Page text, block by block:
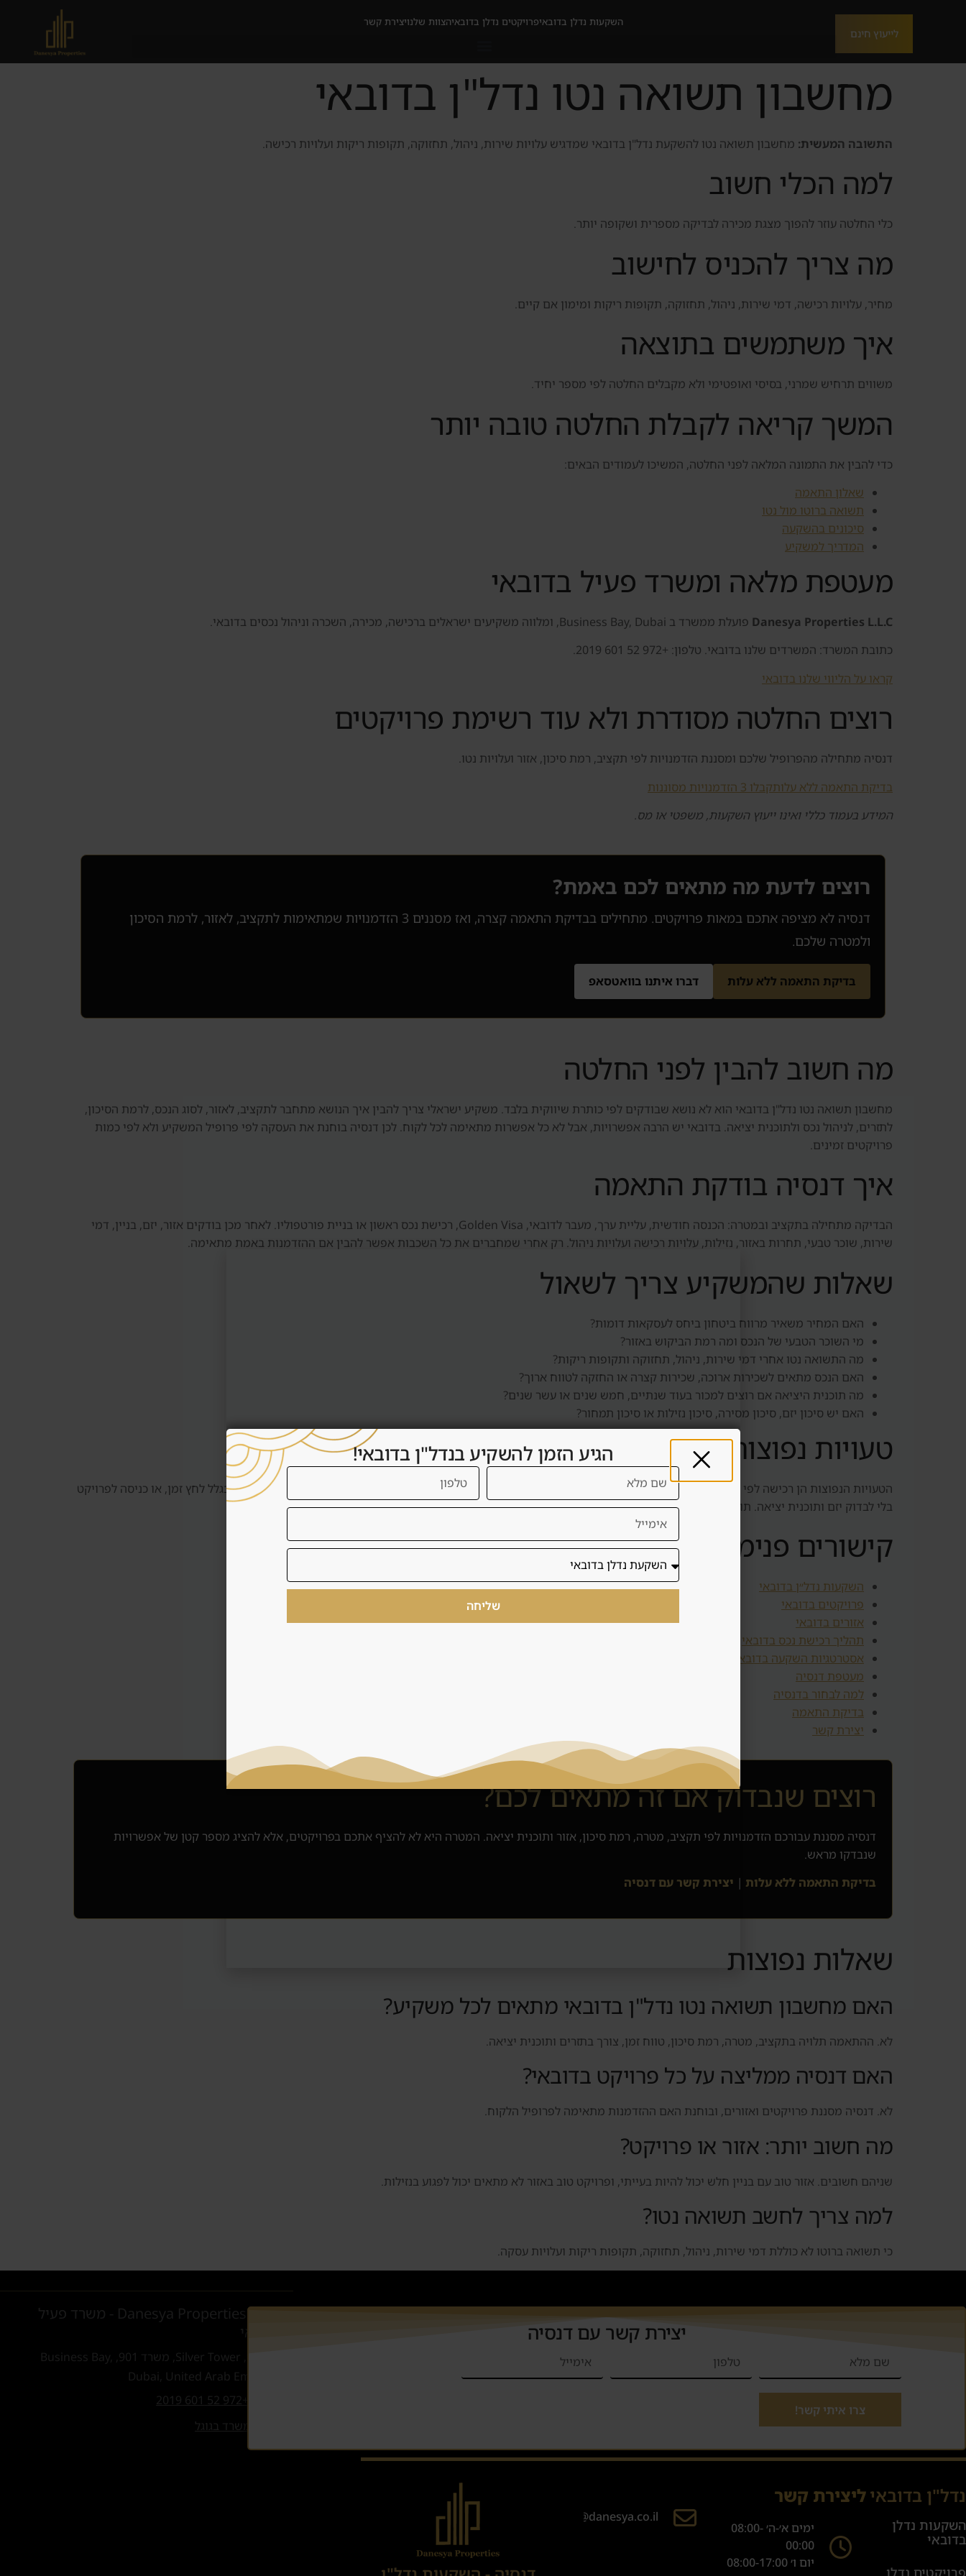
השקעות נדלן בדובאיפרויקטים נדלן בדובאיהצוות שלנויצירת קשר
לייעוץ חינם
מחשבון תשואה נטו נדל"ן בדובאי
התשובה המעשית: מחשבון תשואה נטו להשקעת נדל"ן בדובאי שמדגיש עלויות שירות, ניהול, תחזוקה, תקופות ריקות ועלויות רכישה.
למה הכלי חשוב
כלי החלטה עוזר להפוך מצגת מכירה לבדיקה מספרית ושקופה יותר.
מה צריך להכניס לחישוב
מחיר, עלויות רכישה, דמי שירות, ניהול, תחזוקה, תקופות ריקות ומימון אם קיים.
איך משתמשים בתוצאה
משווים תרחיש שמרני, בסיסי ואופטימי ולא מקבלים החלטה לפי מספר יחיד.
המשך קריאה לקבלת החלטה טובה יותר
כדי להבין את התמונה המלאה לפני החלטה, המשיכו לעמודים הבאים:
שאלון התאמה
תשואה ברוטו מול נטו
סיכונים בהשקעה
המדריך למשקיע
מעטפת מלאה ומשרד פעיל בדובאי
Danesya Properties L.L.C פועלת ממשרד ב Business Bay, Dubai, ומלווה משקיעים ישראלים ברכישה, מכירה, השכרה וניהול נכסים בדובאי.
כתובת המשרד: המשרדים שלנו בדובאי. טלפון: +972 52 601 2019.
קראו על הליווי שלנו בדובאי
רוצים החלטה מסודרת ולא עוד רשימת פרויקטים
דנסיה מתחילה מהפרופיל שלכם ומסננת הזדמנויות לפי תקציב, רמת סיכון, אזור ועלויות נטו.
בדיקת התאמה ללא עלותקבלו 3 הזדמנויות מסוננות
המידע בעמוד כללי ואינו ייעוץ השקעות, משפטי או מס.
רוצים לדעת מה מתאים לכם באמת?
דנסיה לא מציפה אתכם במאות פרויקטים. מתחילים בבדיקת התאמה קצרה, ואז מסננים 3 הזדמנויות שמתאימות לתקציב, לאזור, לרמת הסיכון
ולמטרה שלכם.
בדיקת התאמה ללא עלות דברו איתנו בוואטסאפ
מה חשוב להבין לפני החלטה
מחשבון תשואה נטו נדל"ן בדובאי הוא לא נושא שבודקים לפי כותרת שיווקית בלבד. משקיע ישראלי צריך להבין איך הנושא מתחבר לתקציב, לאזור, לסוג הנכס, לרמת הסיכון,
לתזרים, לניהול נכס ולתוכנית יציאה. בדובאי יש הרבה אפשרויות, אבל לא כל אפשרות מתאימה לכל לקוח. לכן דנסיה בוחנת את העסקה לפי פרופיל המשקיע ולא לפי כמות
פרויקטים זמינים.
איך דנסיה בודקת התאמה
הבדיקה מתחילה בתקציב ובמטרה: הכנסה חודשית, עליית ערך, מעבר לדובאי, Golden Visa, רכישת נכס ראשון או בניית פורטפוליו. לאחר מכן בודקים אזור, יזם, בניין, דמי
שירות, שוכר טבעי, תחרות באזור, נזילות, עלויות רכישה ועלויות ניהול. רק אחרי שמחברים את כל השכבות אפשר להבין אם ההזדמנות באמת מתאימה.
שאלות שהמשקיע צריך לשאול
האם המחיר משאיר מרווח ביטחון ביחס לעסקאות דומות?
מי השוכר הטבעי של הנכס ומה רמת הביקוש באזור?
מה התשואה נטו אחרי דמי שירות, ניהול, תחזוקה ותקופות ריקות?
האם הנכס מתאים לשכירות ארוכה, שכירות קצרה או החזקה לטווח ארוך?
מה תוכנית היציאה אם רוצים למכור בעוד שנתיים, חמש שנים או עשר שנים?
האם יש סיכון יזם, סיכון מסירה, סיכון נזילות או סיכון תמחור?
טעויות נפוצות
הטעויות הנפוצות הן רכישה לפי תמונה, הסתמכות על תשואה ברוטו, התעלמות מדמי שירות, בחירת אזור בלי להבין מי ישכור את הנכס, קנייה בגלל לחץ זמן, או כניסה לפרויקט
בלי לבדוק יזם ותוכנית יציאה. תוכן איכותי באתר צריך לעזור ללקוח להאט רגע, לבדוק נכון, ולהבין אם העסקה מתאימה לו באמת.
קישורים פנימיים להמשך בדיקה
השקעות נדל״ן בדובאי
פרויקטים בדובאי
אזורים בדובאי
תהליך רכישת נכס בדובאי
אסטרטגיות השקעה בדובאי
מעטפת דנסיה
למה לבחור בדנסיה
בדיקת התאמה
יצירת קשר
רוצים שנבדוק אם זה מתאים לכם?
דנסיה מסננת עבורכם הזדמנויות לפי תקציב, מטרה, רמת סיכון, אזור ותוכנית יציאה. המטרה היא לא להציף אתכם בפרויקטים, אלא להציג מספר קטן של אפשרויות
שנבדקו מראש.
בדיקת התאמה ללא עלות | יצירת קשר עם דנסיה
שאלות נפוצות
האם מחשבון תשואה נטו נדל"ן בדובאי מתאים לכל משקיע?
לא. ההתאמה תלויה בתקציב, מטרה, רמת סיכון, טווח זמן, צורך בתזרים ותוכנית יציאה.
האם דנסיה ממליצה על כל פרויקט בדובאי?
לא. דנסיה מסננת פרויקטים ואזורים, ובוחנת האם ההזדמנות מתאימה לפרופיל הלקוח.
מה חשוב יותר: אזור או פרויקט?
שניהם חשובים. אזור טוב עם בניין חלש יכול להיות בעייתי, ופרויקט טוב באזור לא מתאים יכול לפגוע בנזילות.
למה צריך לחשב תשואה נטו?
כי תשואה ברוטו לא כוללת דמי שירות, ניהול, תחזוקה, תקופות ריקות ועלויות עסקה.
יצירת קשר עם דנסיה
צרו איתי קשר!
נדל"ן בדובאי
השקעות נדלן
בדובאי
ליצירת קשר
ימים א׳-ה׳ 08:00-
00:00
יום ו׳ 08:00-17:00
Sales@danesya.co.il
Danesya Properties L.L.C - משרד פעיל
קומה 9, Silver Tower, משרד 901, Business Bay,
Dubai, United Arab Emirates
ניווט למשרד בגוגל
הגיע הזמן להשקיע בנדל"ן בדובאי!
שליחה